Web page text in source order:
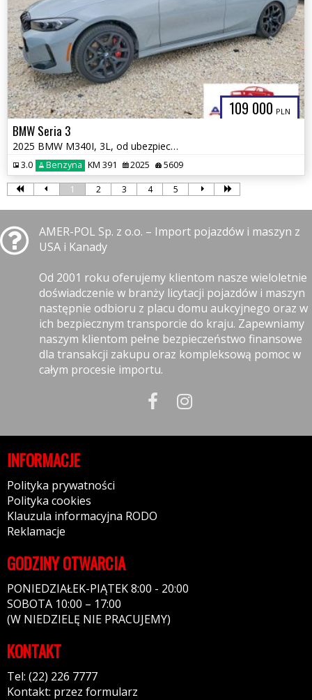
109 000 PLN
BMW Seria 3
2025 BMW M340I, 3L, od ubezpieczalni
3.0 Benzyna KM 391 2025 5609
1 2 3 4 5
AMER-POL Sp. z o.o. – Import pojazdów i maszyn z
USA i Kanady
Od 2001 roku oferujemy klientom nasze wieloletnie
doświadczenie w branży licytacji pojazdów i maszyn
następnie odbioru z placu domu aukcyjnego oraz w
ich bezpiecznym transporcie do kraju. Zapewniamy
naszym klientom pełne bezpieczeństwo finansowe
dla transakcji zakupu oraz kompleksową pomoc w
całym procesie importu.
INFORMACJE
Polityka prywatności
Polityka cookies
Klauzula informacyjna RODO
Reklamacje
GODZINY OTWARCIA
PONIEDZIAŁEK-PIĄTEK 8:00 - 20:00
SOBOTA 10:00 – 17:00
(W NIEDZIELĘ NIE PRACUJEMY)
KONTAKT
Tel: (22) 226 7777
Kontakt: przez formularz